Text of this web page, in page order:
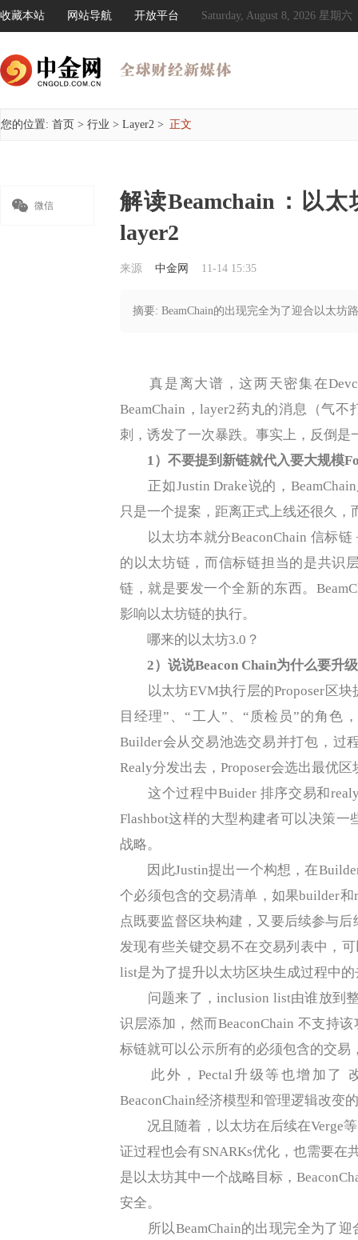
收藏本站 网站导航 开放平台 Saturday, August 8, 2026 星期六
您的位置: 首页 > 行业 > Layer2 > 正文
 微信
解读Beamchain：以
layer2
来源 中金网 11-14 15:35
摘要: BeamChain的出现完全为了迎合以太坊
真是离大谱，这两天密集在
BeamChain，layer2药丸的消息（气
刺，诱发了一次暴跌。事实上，反倒
1）不要提到新链就代入要大规模
正如Justin Drake说的，BeamChain
只是一个提案，距离正式上线还很久，
以太坊本就分BeaconChain 信标链
的以太坊链，而信标链担当的是共识
链，就是要发一个全新的东西。
影响以太坊链的执行。
哪来的以太坊3.0？
2）说说Beacon Chain为什么要升
以太坊EVM执行层的Proposer区块
目经理”、“工人”、“质检员”的角色
Builder会从交易池选交易并打包，过
Realy分发出去，Proposer会选出最优
这个过程中Buider 排序交易和realy
Flashbot这样的大型构建者可以决策
战略。
因此Justin提出一个构想，在
个必须包含的交易清单，如果builder
点既要监督区块构建，又要后续参与
发现有些关键交易不在交易列表中，
list是为了提升以太坊区块生成过程中
问题来了，inclusion list由谁放到整
识层添加，然而BeaconChain 不支持
标链就可以公示所有的必须包含的交
此外，Pectal升级等也增加了 改
BeaconChain经济模型和管理逻辑改变
况且随着，以太坊在后续在Verge等
证过程也会有SNARKs优化，也需要在
是以太坊其中一个战略目标，
安全。
所以BeamChain的出现完全为了迎